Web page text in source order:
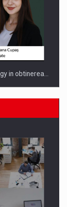
in obtinerea…
ACADEMIC